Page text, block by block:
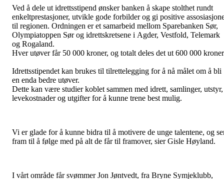
Ved å dele ut idrettsstipend ønsker banken å skape stolthet rundt
enkeltprestasjoner, utvikle gode forbilder og gi positive
til regionen. Ordningen er et samarbeid mellom Sparebanken Sør,
Olympiatoppen Sør og idrettskretsene i Agder, Vestfold, Telemark
og Rogaland.
Hver utøver får 50 000 kroner, og totalt deles det ut 600 000
Idrettsstipendet kan brukes til tilrettelegging for å nå målet om å bli
en enda bedre utøver.
Dette kan være studier koblet sammen med idrett, samlinger, utstyr,
levekostnader og utgifter for å kunne trene best mulig.
Vi er glade for å kunne bidra til å motivere de unge talentene, og
fram til å følge med på alt de får til framover, sier Gisle Høyland.
I vårt område får svømmer Jon Jøntvedt, fra Bryne Symjeklubb,